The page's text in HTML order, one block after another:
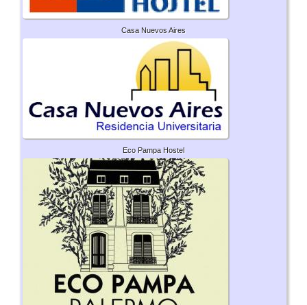
Casa Nuevos Aires
Eco Pampa Hostel